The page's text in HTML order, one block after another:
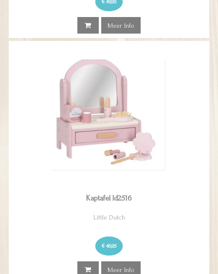
€ 49,95
Meer Info
Kaptafel ld2516
Little Dutch
€ 46,95
Meer Info